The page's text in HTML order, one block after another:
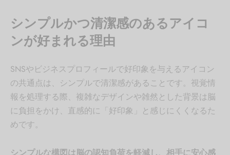
シンプルかつ清潔感のあるアイコ
ンが好まれる理由
SNSやビジネスプロフィールで好印象を与えるアイコン
の共通点は、シンプルで清潔感があることです。視覚情
報を処理する際、複雑なデザインや雑然とした背景は脳
に負担をかけ、直感的に「好印象」と感じにくくなるた
めです。